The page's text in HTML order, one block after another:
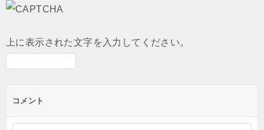
上に表示された文字を入力してください。
コメント